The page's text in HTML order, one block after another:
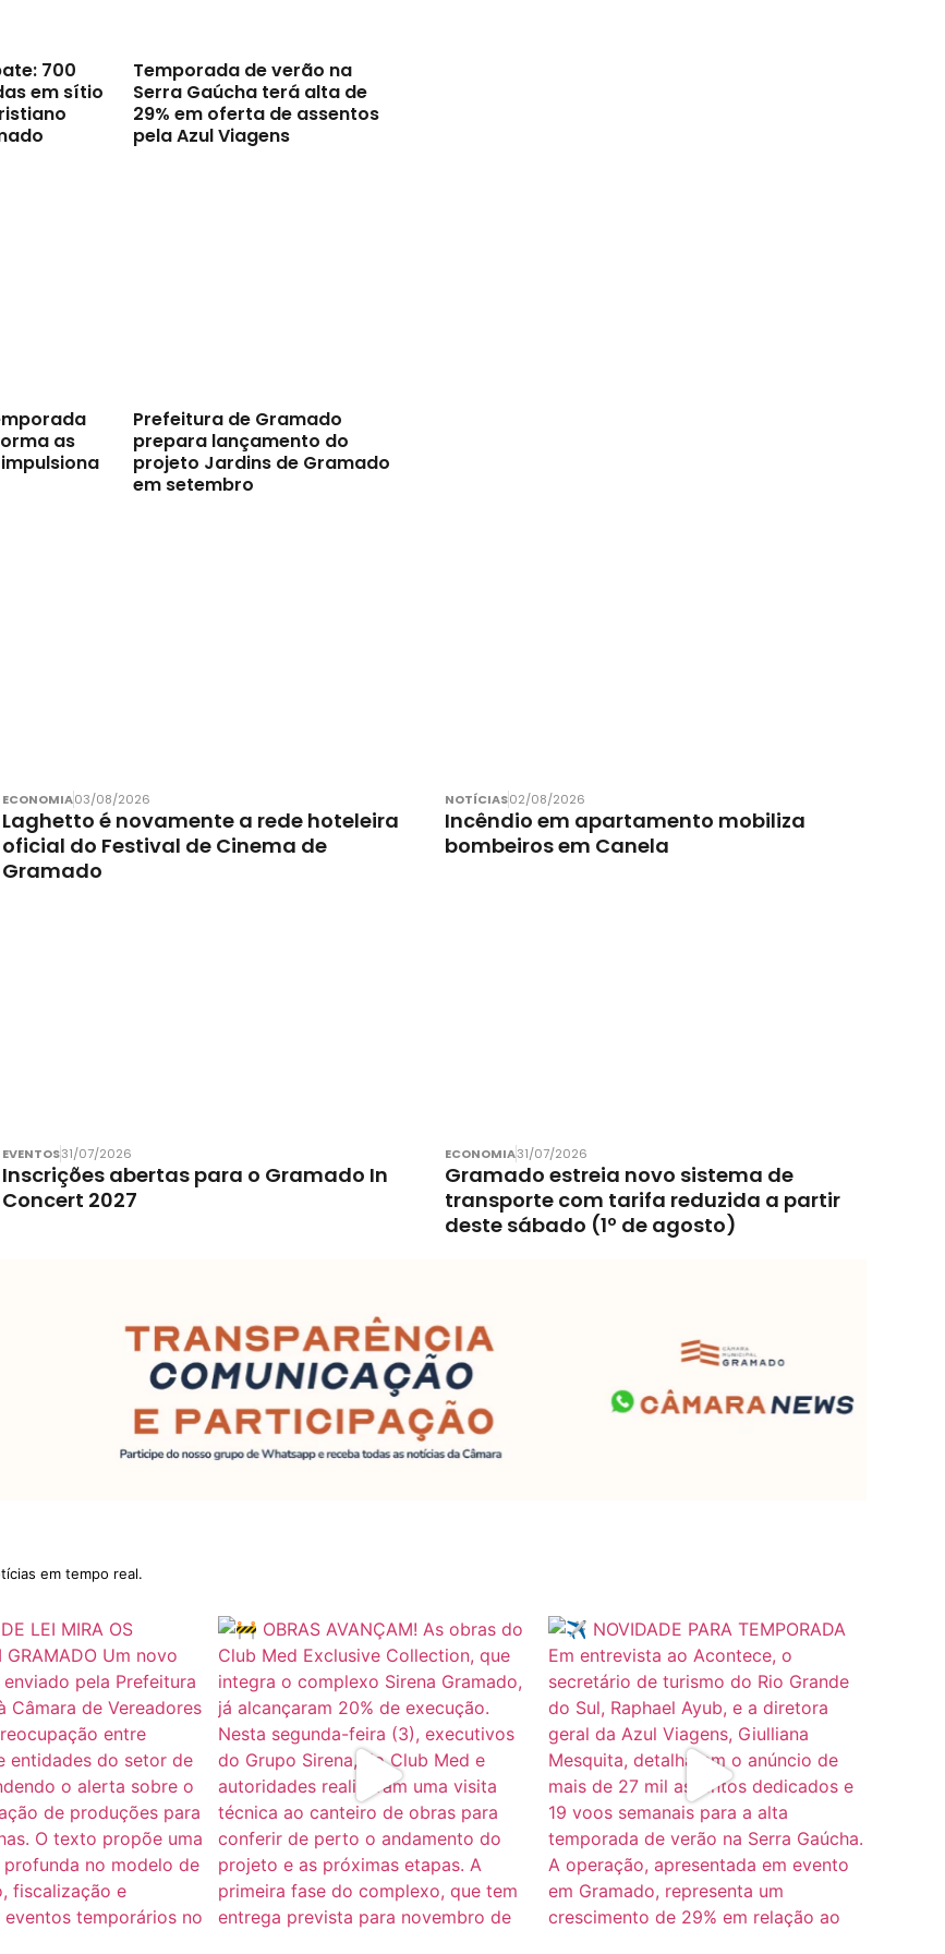
700
em sítio
Temporada de verão na
Serra Gaúcha terá alta de
29% em oferta de assentos
pela Azul Viagens
as
Prefeitura de Gramado
prepara lançamento do
projeto Jardins de Gramado
em setembro
ECONOMIA03/08/2026
Laghetto é novamente a rede hoteleira
oficial do Festival de Cinema de
Gramado
NOTÍCIAS02/08/2026
Incêndio em apartamento mobiliza
bombeiros em Canela
EVENTOS31/07/2026
Inscrições abertas para o Gramado In
Concert 2027
ECONOMIA31/07/2026
Gramado estreia novo sistema de
transporte com tarifa reduzida a partir
deste sábado (1º de agosto)
em tempo real.